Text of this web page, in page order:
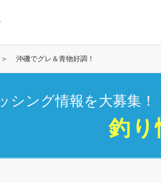
沖磯でグレ＆青物好調！
シング情報を大募集
釣り